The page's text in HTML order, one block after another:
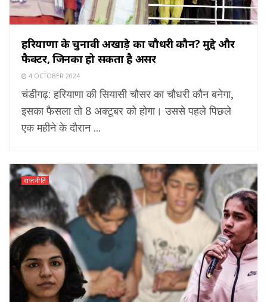
हरियाणा के चुनावी अखाड़े का चौधरी कौन? मुद्दे और
फैक्टर, जिनका हो सकता है असर
4 OCTOBER 2024
चंडीगढ़: हरियाणा की सियासी चौसर का चौधरी कौन बनेगा,
इसका फैसला तो 8 अक्टूबर को होगा। उससे पहले पिछले
एक महीने के दौरान ...
राजनीति